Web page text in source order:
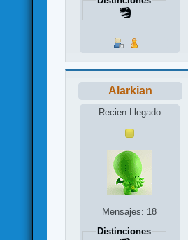
Alarkian
Recien Llegado
Mensajes: 18
Distinciones